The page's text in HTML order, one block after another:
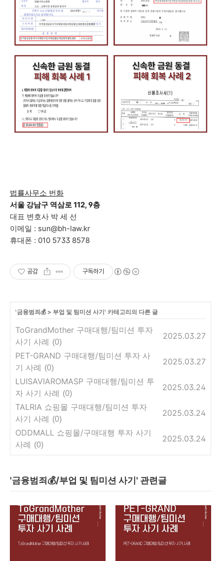
법률사무소 번화
서울 강남구 역삼로 112, 9층
대표 변호사 박 세 선
이메일 : sun@bh-law.kr
휴대폰 : 010 5733 8578
공감 구독하기
'금융범죄💰> 부업 및 팀미션 사기' 카테고리의 다른 글
ToGrandMother 구매대행/팀미션 투자
사기 사례 (0)
2025.03.27
PET-GRAND 구매대행/팀미션 투자 사
기 사례 (0)
2025.03.27
LUISAVIAROMASP 구매대행/팀미션 투
자 사기 사례 (0)
2025.03.24
TALRIA 쇼핑몰 구매대행/팀미션 투자
사기 사례 (0)
2025.03.24
ODDMALL 쇼핑몰/구매대행 투자 사기
사례 (0)
2025.03.24
'금융범죄💰/부업 및 팀미션 사기' 관련글